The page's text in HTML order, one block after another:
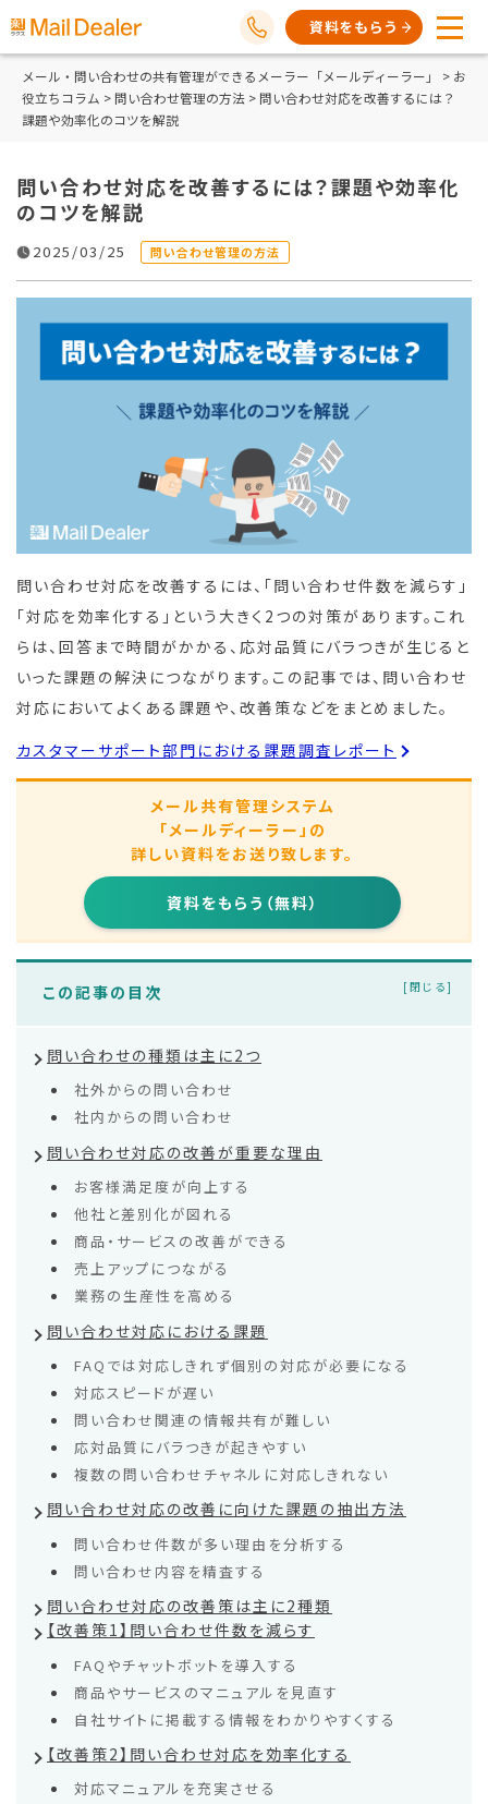
資料をもらう
メール・問い合わせの共有管理ができるメーラー「メールディーラー」 > お
役立ちコラム > 問い合わせ管理の方法 > 問い合わせ対応を改善するには？
課題や効率化のコツを解説
問い合わせ対応を改善するには？課題や効率化
のコツを解説
2025/03/25 問い合わせ管理の方法
問い合わせ対応を改善するには、「問い合わせ件数を減らす」
「対応を効率化する」という大きく2つの対策があります。これ
らは、回答まで時間がかかる、応対品質にバラつきが生じると
いった課題の解決につながります。この記事では、問い合わせ
対応においてよくある課題や、改善策などをまとめました。
カスタマーサポート部門における課題調査レポート
メール共有管理システム
「メールディーラー」の
詳しい資料をお送り致します。
資料をもらう（無料）
この記事の目次
問い合わせの種類は主に2つ
社外からの問い合わせ
社内からの問い合わせ
問い合わせ対応の改善が重要な理由
お客様満足度が向上する
他社と差別化が図れる
商品・サービスの改善ができる
売上アップにつながる
業務の生産性を高める
問い合わせ対応における課題
FAQでは対応しきれず個別の対応が必要になる
対応スピードが遅い
問い合わせ関連の情報共有が難しい
応対品質にバラつきが起きやすい
複数の問い合わせチャネルに対応しきれない
問い合わせ対応の改善に向けた課題の抽出方法
問い合わせ件数が多い理由を分析する
問い合わせ内容を精査する
問い合わせ対応の改善策は主に2種類
【改善策1】問い合わせ件数を減らす
FAQやチャットボットを導入する
商品やサービスのマニュアルを見直す
自社サイトに掲載する情報をわかりやすくする
【改善策2】問い合わせ対応を効率化する
対応マニュアルを充実させる